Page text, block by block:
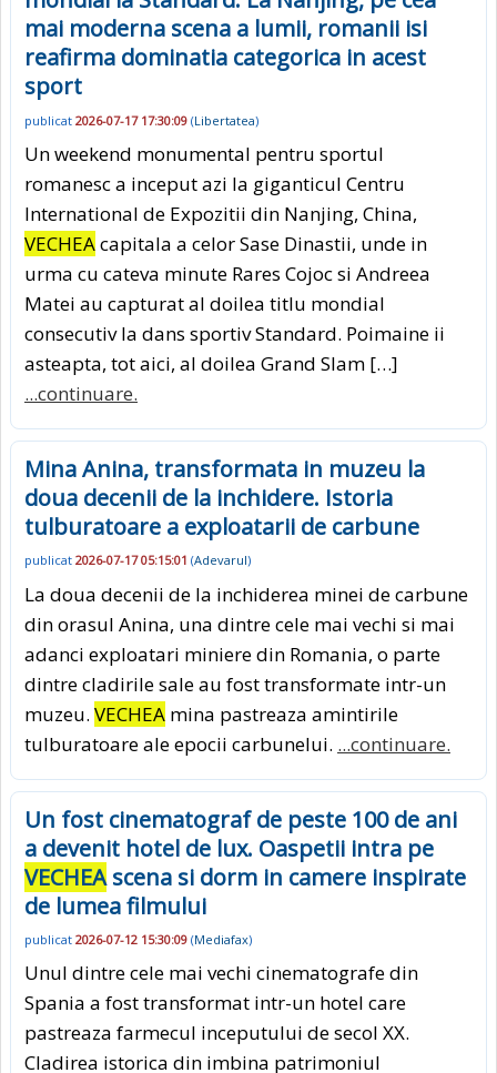
mai moderna scena a lumii, romanii isi
reafirma dominatia categorica in acest
sport
publicat 2026-07-17 17:30:09 (Libertatea)
Un weekend monumental pentru sportul
romanesc a inceput azi la giganticul Centru
International de Expozitii din Nanjing, China,
VECHEAcapitala a celor Sase Dinastii, unde in
urma cu cateva minute Rares Cojoc si Andreea
Matei au capturat al doilea titlu mondial
consecutiv la dans sportiv Standard. Poimaine ii
asteapta, tot aici, al doilea Grand Slam […]
...continuare.
Mina Anina, transformata in muzeu la
doua decenii de la inchidere. Istoria
tulburatoare a exploatarii de carbune
publicat 2026-07-17 05:15:01 (Adevarul)
La doua decenii de la inchiderea minei de carbune
din orasul Anina, una dintre cele mai vechi si mai
adanci exploatari miniere din Romania, o parte
dintre cladirile sale au fost transformate intr-un
muzeu. VECHEA mina pastreaza amintirile
tulburatoare ale epocii carbunelui. ...continuare.
Un fost cinematograf de peste 100 de ani
a devenit hotel de lux. Oaspetii intra pe
VECHEAscena si dorm in camere inspirate
de lumea filmului
publicat 2026-07-12 15:30:09 (Mediafax)
Unul dintre cele mai vechi cinematografe din
Spania a fost transformat intr-un hotel care
pastreaza farmecul inceputului de secol XX.
Cladirea istorica din imbina patrimoniul